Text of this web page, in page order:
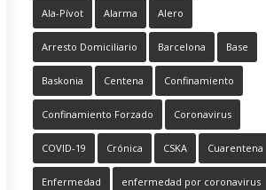
Ala-Pívot Alarma Alero
Arresto Domiciliario Barcelona Base
Baskonia Centena Confinamiento
Confinamiento Forzado Coronavirus
COVID-19 Crónica CSKA Cuarentena
Enfermedad enfermedad por coronavirus